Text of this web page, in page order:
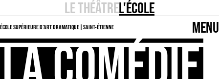
LE THÉÂTREL'ÉCOLE
ÉCOLE SUPÉRIEURE D’ART DRAMATIQUE | SAINT-ÉTIENNE MENU